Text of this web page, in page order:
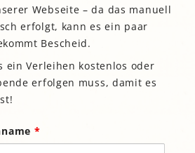
Webseite – da das manuell
erfolgt, kann es ein paar
Bescheid.
ein Verleihen kostenlos oder
erfolgen muss, damit es
*